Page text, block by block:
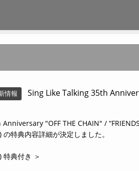
情報 Sing Like Talking 35th
"OFF THE CHAIN" /
特典内容詳細が決定しました。
特典付き ＞